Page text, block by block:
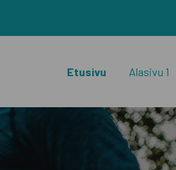
Etusivu Alasivu 1